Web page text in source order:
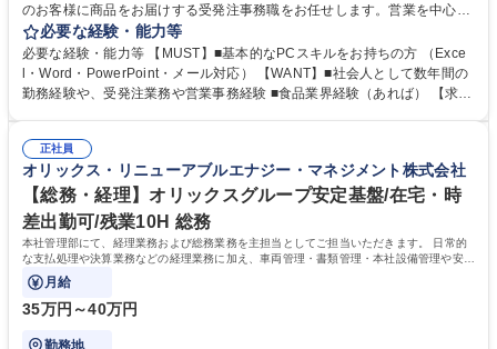
のお客様に商品をお届けする受発注事務職をお任せします。営業を中心に
仕入れ・貿易・顧客など幅広い方とコミュニケーションをとりながら業務
を進められるポジションです。 ■受発注業務（基幹システムへの入力、入
出庫手配、運送便手配等） 平均処理数：納期調整や納品トラブル対応含め
一人当たり100件/日ほど ■電話やメール、チャット等、社内外問い合わせ
発注事務職】未経験から食品業界へ挑戦/ナッツ・ドライフルーツ輸入商社
必要な経験・能力等
必要な経験・能力等 【MUST】■基本的なPCスキルをお持ちの方 （Exce
l・Word・PowerPoint・メール対応） 【WANT】■社会人として数年間の
勤務経験や、受発注業務や営業事務経験 ■食品業界経験（あれば） 【求め
是非ご覧ください● https://delta-i.co.jp/recruit/ 学歴・資格 学歴：大学院
大学 短大 専修学校 語学力： 資格：
正社員
オリックス・リニューアブルエナジー・マネジメント株式会社
【総務・経理】オリックスグループ安定基盤/在宅・時
差出勤可/残業10H 総務
本社管理部にて、経理業務および総務業務を主担当としてご担当いただきます。 日常的
な支払処理や決算業務などの経理業務に加え、車両管理・書類管理・本社設備管理や安全
対策など幅広い総務業務もお任せします。
月給
35万円～40万円
勤務地